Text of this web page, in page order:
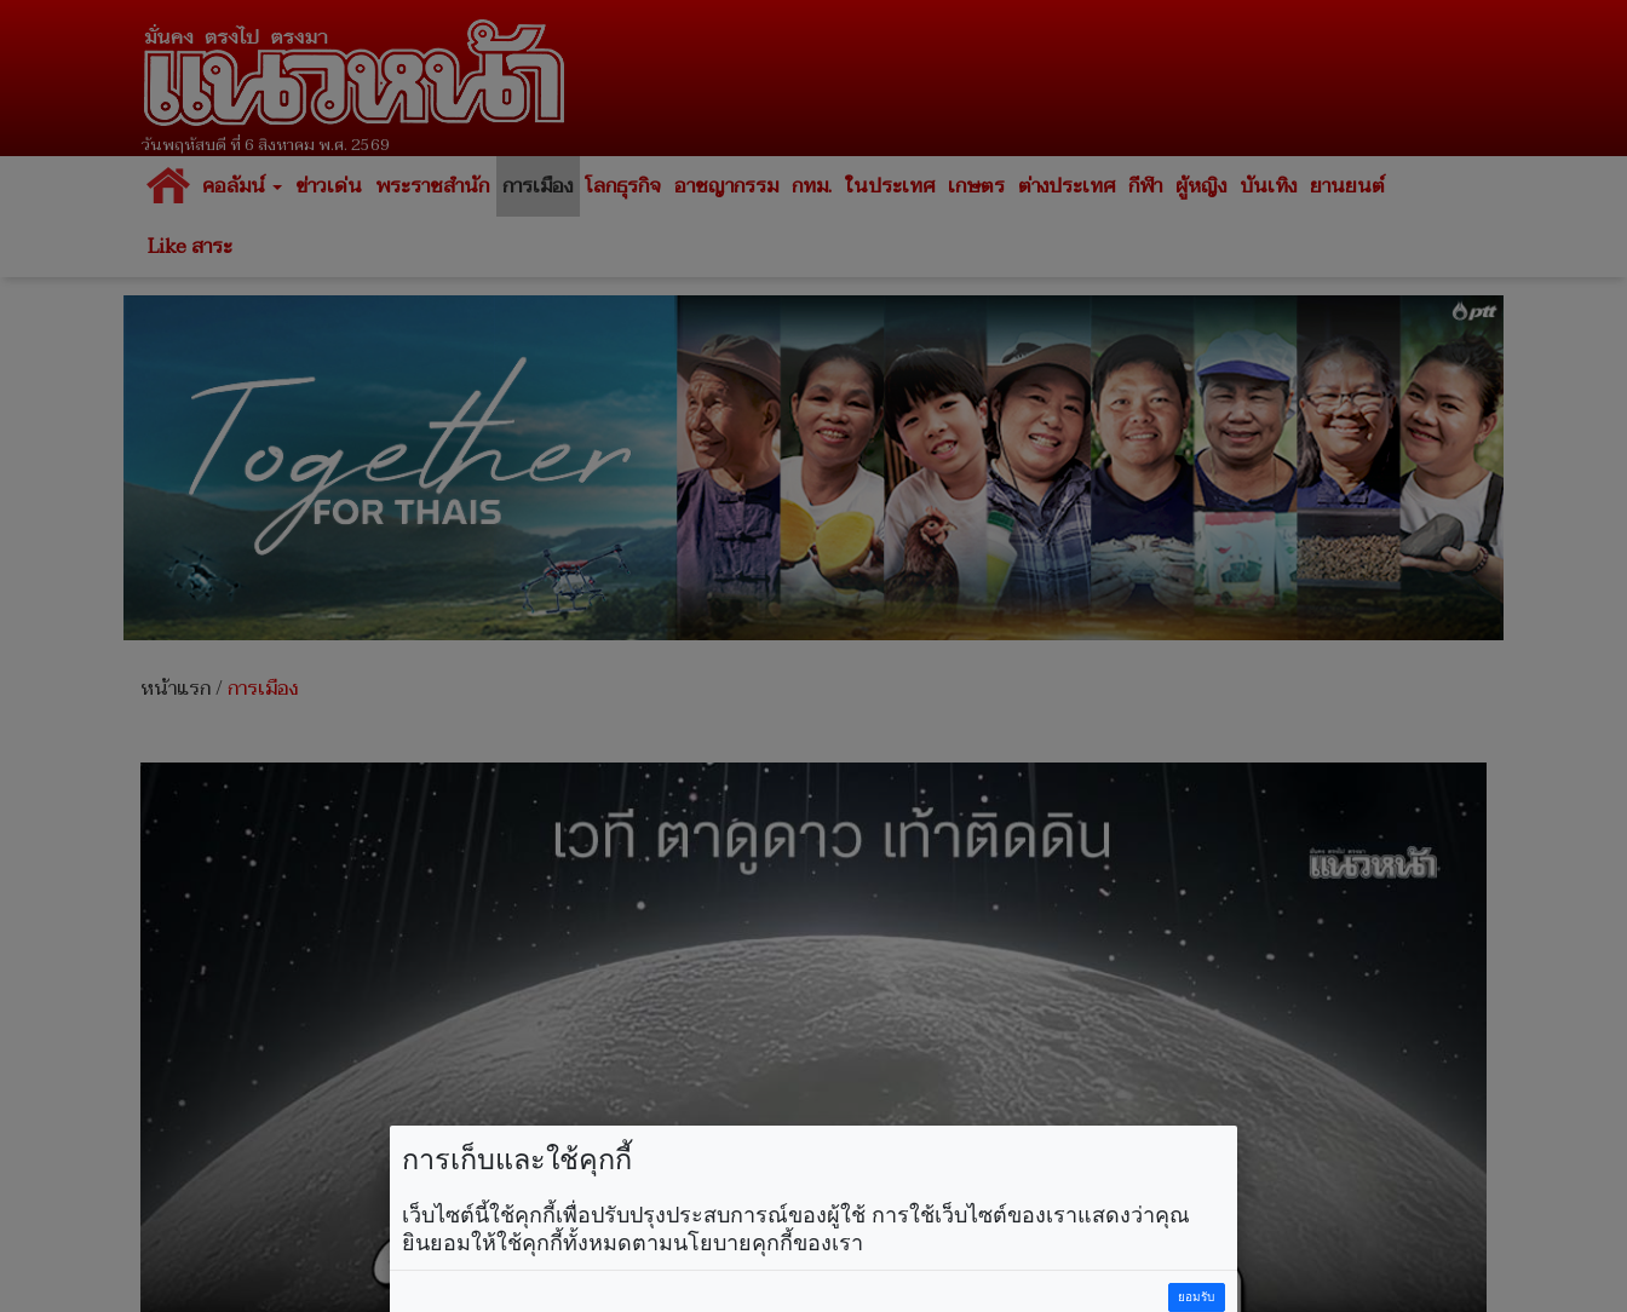
วันพฤหัสบดี ที่ 6 สิงหาคม พ.ศ. 2569
คอลัมน์ ข่าวเด่น พระราชสำนัก การเมือง โลกธุรกิจ อาชญากรรม กทม. ในประเทศ เกษตร ต่างประเทศ กีฬา ผู้หญิง บันเทิง ยานยนต์
Like สาระ
หน้าแรก/การเมือง
การเก็บและใช้คุกกี้
เว็บไซต์นี้ใช้คุกกี้เพื่อปรับปรุงประสบการณ์ของผู้ใช้ การใช้เว็บไซต์ของเราแสดงว่าคุณ
ยินยอมให้ใช้คุกกี้ทั้งหมดตามนโยบายคุกกี้ของเรา
ยอมรับ